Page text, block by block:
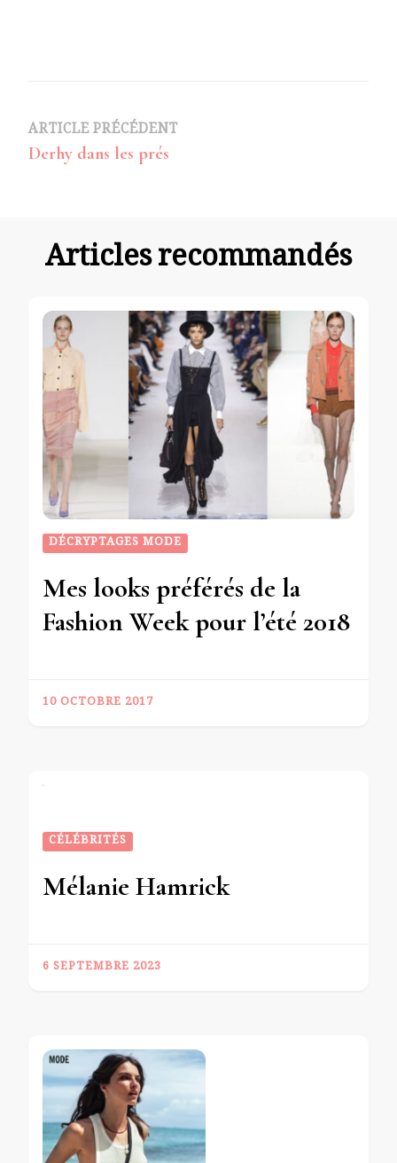
Navigation
d’article
ARTICLE PRÉCÉDENT
Derhy dans les prés
Articles recommandés
DÉCRYPTAGES MODE
Mes looks préférés de la
Fashion Week pour l’été 2018
10 OCTOBRE 2017
CÉLÉBRITÉS
Mélanie Hamrick
6 SEPTEMBRE 2023